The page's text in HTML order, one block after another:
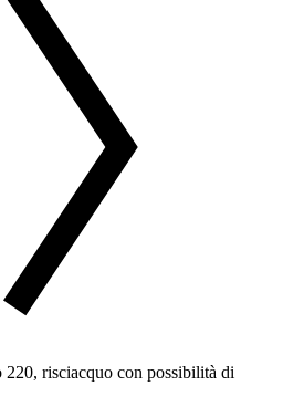
risciacquo con possibilità di